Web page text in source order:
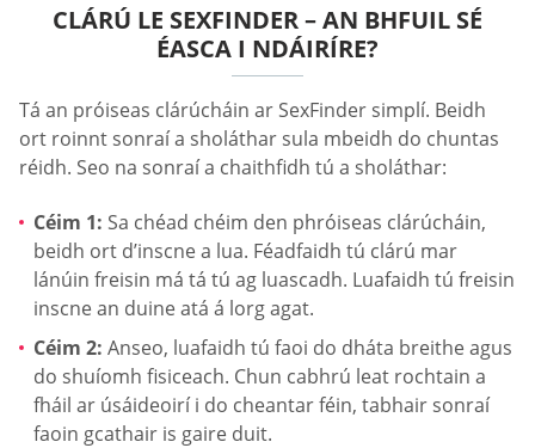
CLÁRÚ LE SEXFINDER – AN BHFUIL SÉ
ÉASCA I NDÁIRÍRE?
Tá an próiseas clárúcháin ar SexFinder simplí. Beidh
ort roinnt sonraí a sholáthar sula mbeidh do chuntas
réidh. Seo na sonraí a chaithfidh tú a sholáthar:
Céim 1: Sa chéad chéim den phróiseas clárúcháin,
beidh ort d’inscne a lua. Féadfaidh tú clárú mar
lánúin freisin má tá tú ag luascadh. Luafaidh tú freisin
inscne an duine atá á lorg agat.
Céim 2: Anseo, luafaidh tú faoi do dháta breithe agus
do shuíomh fisiceach. Chun cabhrú leat rochtain a
fháil ar úsáideoirí i do cheantar féin, tabhair sonraí
faoin gcathair is gaire duit.